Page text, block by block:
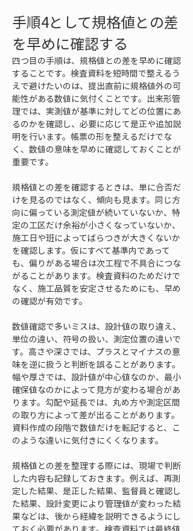
手順4として規格値との差
を早めに確認する
四つ目の手順は、規格値との差を早めに確認
することです。検査資料を短時間で整えるう
えで避けたいのは、提出直前に規格値外の可
能性がある数値に気付くことです。出来形管
理では、実測値が基準に対してどの位置にあ
るのかを確認し、必要に応じて是正や追加説
明を行います。帳票の形を整えるだけでな
く、数値の意味を早めに確認しておくことが
重要です。
規格値との差を確認するときは、単に合否だ
けを見るのではなく、傾向も見ます。同じ方
向に偏っている測定値が続いていないか、特
定の工区だけ余裕が小さくなっていないか、
施工日や班によってばらつきが大きくないか
を確認します。仮にすべて基準内であって
も、偏りがある場合は次工程で不具合につな
がることがあります。検査資料のためだけで
なく、施工品質を安定させるためにも、早め
の確認が有効です。
数値確認で多いミスは、設計値の取り違え、
単位の違い、符号の扱い、測定位置の違いで
す。高さや深さでは、プラスとマイナスの意
味を逆に扱うと判断を誤ることがあります。
幅や厚さでは、設計値が中心値なのか、最小
確保値なのかによって見方が変わる場合があ
ります。勾配や延長では、丸め方や測定区間
の取り方によって差が出ることがあります。
資料作成の段階で数値だけを転記すると、こ
のような違いに気付きにくくなります。
規格値との差を整理する際には、現場で判断
した内容も記録しておきます。例えば、再測
定した結果、是正した結果、監督員と確認し
た結果、設計変更により管理値が変わった結
果などは、後から経緯を説明できるようにし
ておく必要があります。検査資料では最終値